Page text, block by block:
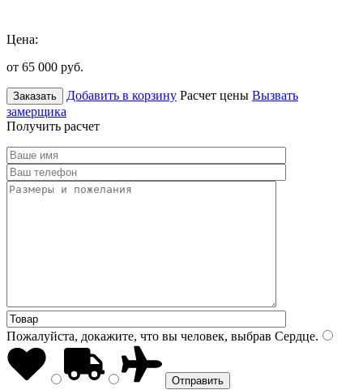
Цена:
от 65 000 руб.
Заказать Добавить в корзину Расчет цены Вызвать
замерщика
Получить расчет
Пожалуйста, докажите, что вы человек, выбрав Сердце.